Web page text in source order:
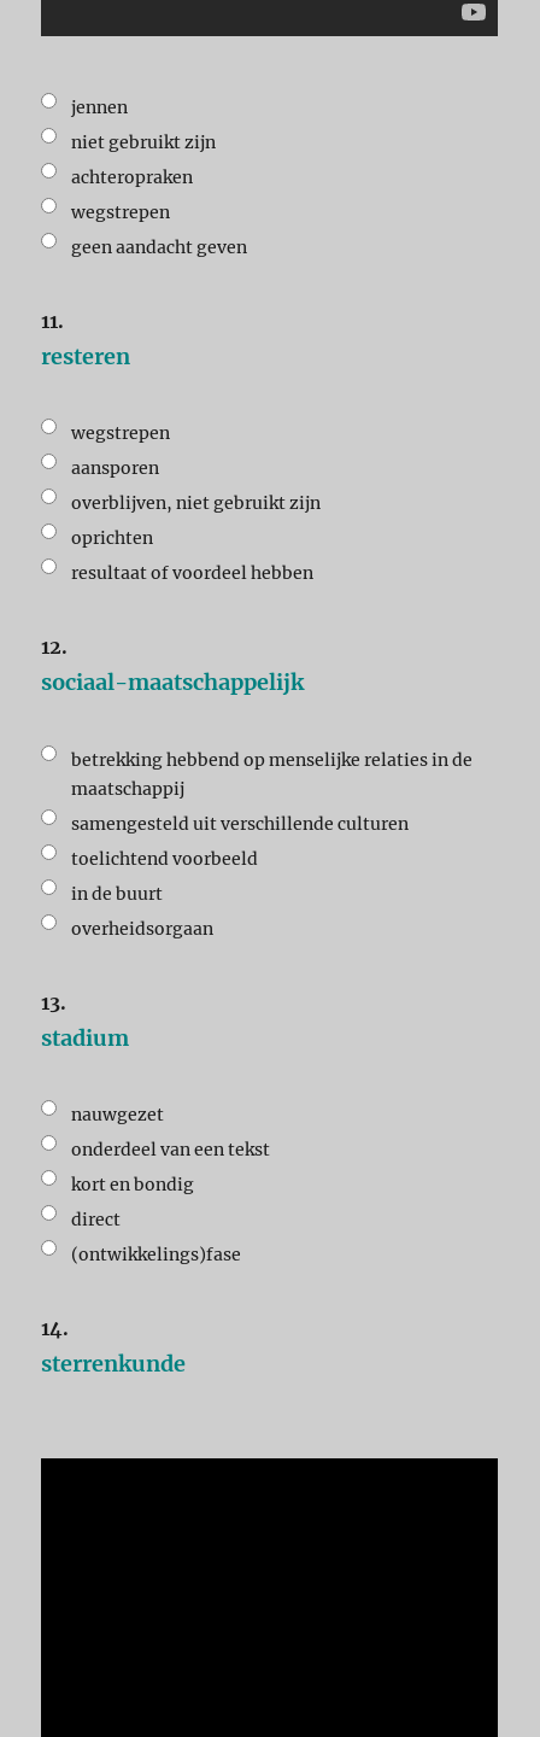
jennen
niet gebruikt zijn
achteropraken
wegstrepen
geen aandacht geven
11.
resteren
wegstrepen
aansporen
overblijven, niet gebruikt zijn
oprichten
resultaat of voordeel hebben
12.
sociaal-maatschappelijk
betrekking hebbend op menselijke relaties in de
maatschappij
samengesteld uit verschillende culturen
toelichtend voorbeeld
in de buurt
overheidsorgaan
13.
stadium
nauwgezet
onderdeel van een tekst
kort en bondig
direct
(ontwikkelings)fase
14.
sterrenkunde